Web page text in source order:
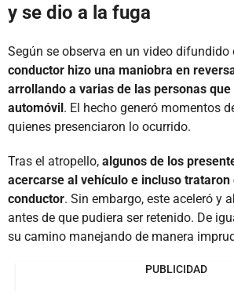
y se dio a la fuga
Según se observa en un video difundido
conductor hizo una maniobra en
arrollando a varias de las personas
automóvil. El hecho generó momentos
quienes presenciaron lo ocurrido.
Tras el atropello, algunos de los
acercarse al vehículo e incluso trataron
conductor. Sin embargo, este aceleró y
antes de que pudiera ser retenido. De
su camino manejando de manera
PUBLICIDAD